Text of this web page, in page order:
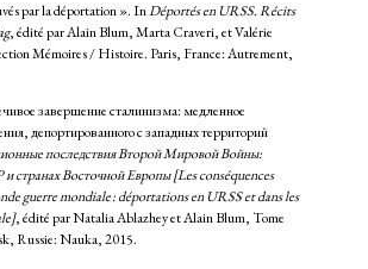
par la déportation ». InDéportés en URSS. Récits
, édité par Alain Blum, Marta Craveri, et Valérie
Mémoires / Histoire. Paris, France: Autrement,
завершение сталинизма: медленное
депортированного с западных территорий
последствия Второй Мировой Войны:
странах Восточной Европы [Les conséquences
guerre mondiale : déportations en URSS et dans les
, édité par Natalia Ablazhey et Alain Blum, Tome
Russie: Nauka, 2015.